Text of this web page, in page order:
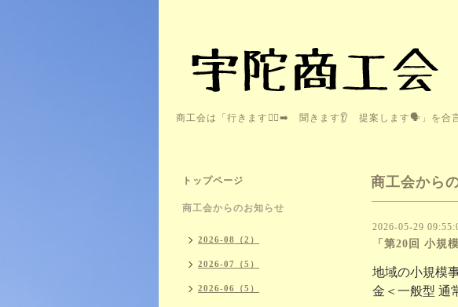
商工会は「行きます🏃‍♂️‍➡️ 聞きます👂 提案します🗣️」を合言
商工会から
2026-05-29
「第20回 小規
地域の小規模
金＜一般型 通
トップページ
商工会からのお知らせ
2026-08（2）
2026-07（5）
2026-06（5）